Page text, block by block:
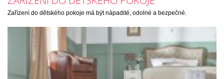
Zařízení do dětského pokoje má být nápadité, odolné a bezpečné.